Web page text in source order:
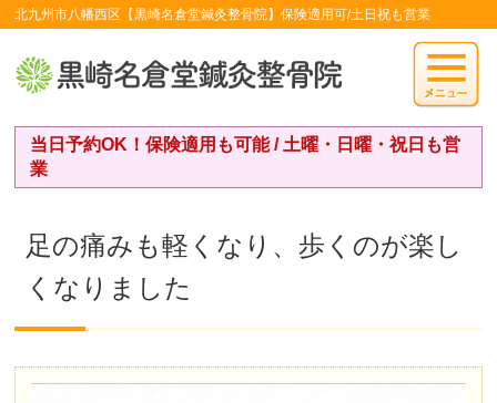
北九州市八幡西区【黒崎名倉堂鍼灸整骨院】保険適用可/土日祝も営業
当日予約OK！保険適用も可能 / 土曜・日曜・祝日も営
業
足の痛みも軽くなり、歩くのが楽し
くなりました